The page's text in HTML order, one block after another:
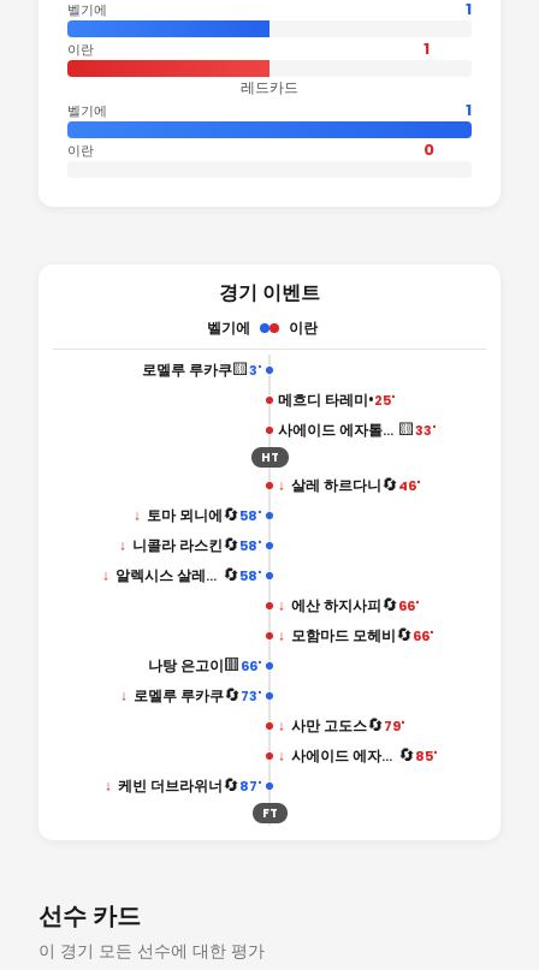
벨기에 1
이란 1
레드카드
벨기에 1
이란 0
경기 이벤트
벨기에 이란
3'
🟨
로멜루 루카쿠
메흐디 타레미•25'
사에이드 에자톨라히 🟨33'
HT
↓ 살레 하르다니🔄46'
58'
🔄
↓ 토마 뫼니에
58'
🔄
↓ 니콜라 라스킨
58'
🔄
↓ 알렉시스 살레마키어스
↓ 에산 하지사피🔄66'
↓ 모함마드 모헤비🔄66'
66'
🟥
나탕 은고이
73'
🔄
↓ 로멜루 루카쿠
↓ 사만 고도스🔄79'
↓ 사에이드 에자톨라히 🔄85'
87'
🔄
↓ 케빈 더브라위너
FT
선수 카드
이 경기 모든 선수에 대한 평가